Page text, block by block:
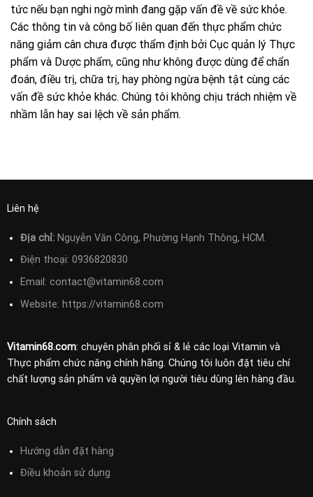
tức nếu bạn nghi ngờ mình đang gặp vấn đề về sức khỏe.
Các thông tin và công bố liên quan đến thực phẩm chức
năng giảm cân chưa được thẩm định bởi Cục quản lý Thực
phẩm và Dược phẩm, cũng như không được dùng để chẩn
đoán, điều trị, chữa trị, hay phòng ngừa bệnh tật cùng các
vấn đề sức khỏe khác. Chúng tôi không chịu trách nhiệm về
nhầm lẫn hay sai lệch về sản phẩm.
Liên hệ
Địa chỉ:Nguyễn Văn Công, Phường Hạnh Thông, HCM.
Điện thoại: 0936820830
Email: contact@vitamin68.com
Website: https://vitamin68.com
Vitamin68.com: chuyên phân phối sỉ & lẻ các loại Vitamin và
Thực phẩm chức năng chính hãng. Chúng tôi luôn đặt tiêu chí
chất lượng sản phẩm và quyền lợi người tiêu dùng lên hàng đầu.
Chính sách
Hướng dẫn đặt hàng
Điều khoản sử dụng